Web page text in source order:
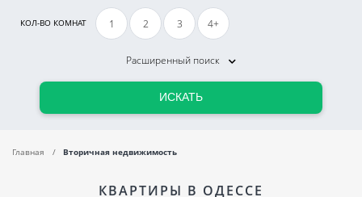
КОЛ-ВО КОМНАТ 1 2 3 4+
Расширенный поиск
ИСКАТЬ
Главная Вторичная недвижимость
КВАРТИРЫ В ОДЕССЕ